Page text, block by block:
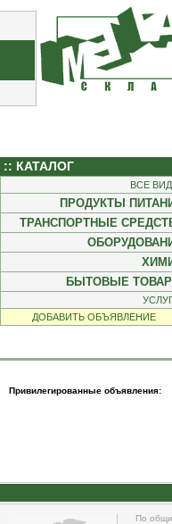
:: КАТАЛОГ
ВСЕ
ПРОДУКТЫ
ТРАНСПОРТНЫЕ
БЫТОВЫЕ
ДОБАВИТЬ ОБЪЯВЛЕНИЕ
Привилегированные объявления:
По